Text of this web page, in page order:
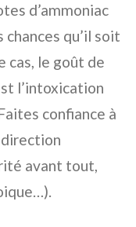
d’ammoniac
qu’il soit
cas, le goût de
l’intoxication
confiance à
direction
avant tout,